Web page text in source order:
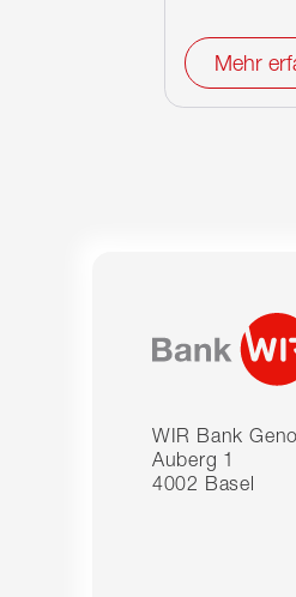
Mehr
WIR Bank
Auberg 1
4002 Basel